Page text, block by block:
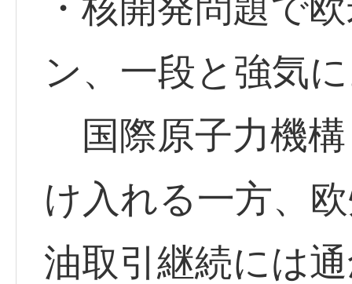
ン、一段と強気
国際原子力機構
け入れる一方、
油取引継続には